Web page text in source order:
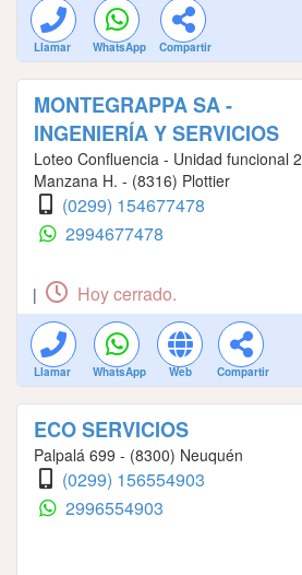
Llamar WhatsApp Compartir
MONTEGRAPPA SA -
INGENIERÍA Y SERVICIOS
Loteo Confluencia - Unidad funcional 2
Manzana H. - (8316) Plottier
(0299) 154677478
2994677478
| Hoy cerrado.
Llamar WhatsApp Web Compartir
ECO SERVICIOS
Palpalá 699 - (8300) Neuquén
(0299) 156554903
2996554903